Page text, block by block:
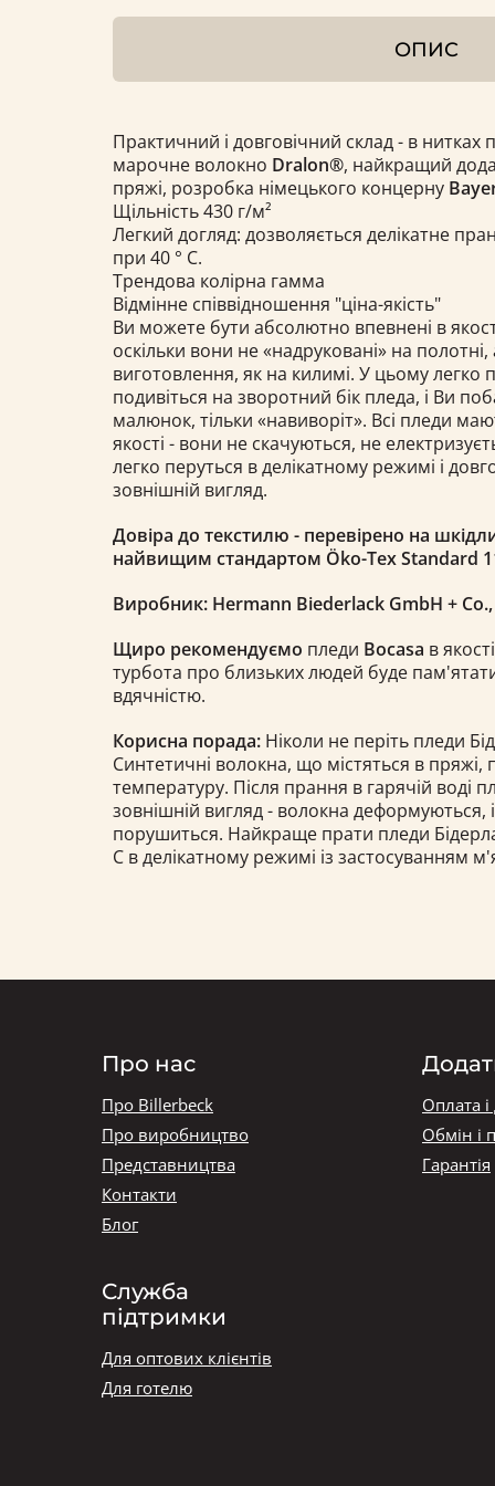
ОПИС
Практичний і довговічний склад - в нитках
марочне волокно Dralon®, найкращий
пряжі, розробка німецького концерну
Щільність 430 г/м²
Легкий догляд: дозволяється делікатне
при 40 ° С.
Трендова колірна гамма
Відмінне співвідношення "ціна-якість"
Ви можете бути абсолютно впевнені в
оскільки вони не «надруковані» на полотні,
виготовлення, як на килимі. У цьому легко
подивіться на зворотний бік пледа, і Ви
малюнок, тільки «навиворіт». Всі пледи
якості - вони не скачуються, не
легко перуться в делікатному режимі і
зовнішній вигляд.
Довіра до текстилю - перевірено на
найвищим стандартом Öko-Tex Standard
Виробник: Hermann Biederlack GmbH +
Щиро рекомендуємо пледи Bocasa в
турбота про близьких людей буде
вдячністю.
Корисна порада: Ніколи не періть пледи
Синтетичні волокна, що містяться в пряжі,
температуру. Після прання в гарячій воді
зовнішній вигляд - волокна деформуються,
порушиться. Найкраще прати пледи
С в делікатному режимі із застосуванням
Про нас
Про Billerbeck
Про виробництво
Представництва
Контакти
Блог
Служба
підтримки
Для оптових клієнтів
Для готелю
Оплата і
Обмін і
Гарантія